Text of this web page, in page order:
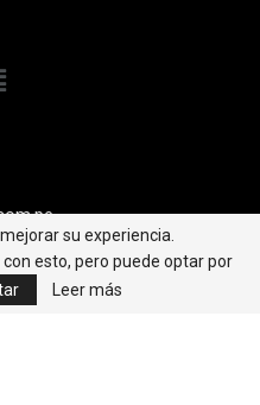
su experiencia.
esto, pero puede optar por
Leer más